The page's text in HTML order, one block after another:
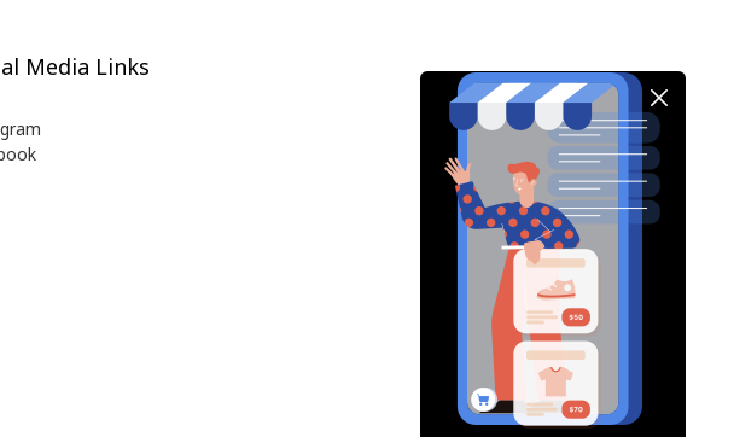
Media Links